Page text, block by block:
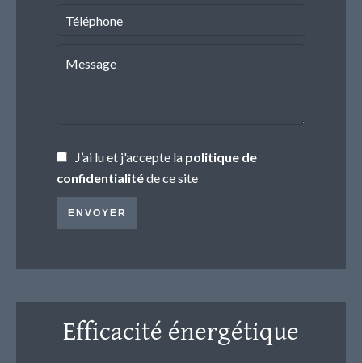
J’ai lu et j'accepte la politique de
confidentialitéde ce site
ENVOYER
Efficacité énergétique